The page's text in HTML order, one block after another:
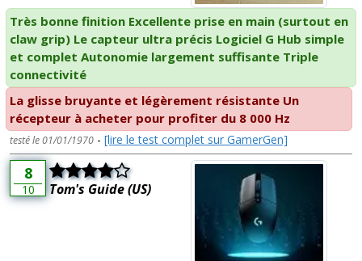
Très bonne finition Excellente prise en main (surtout en
claw grip) Le capteur ultra précis Logiciel G Hub simple
et complet Autonomie largement suffisante Triple
connectivité
La glisse bruyante et légèrement résistante Un
récepteur à acheter pour profiter du 8 000 Hz
testé le 01/01/1970 - [lire le test complet sur GamerGen]
8
10 Tom's Guide (US)